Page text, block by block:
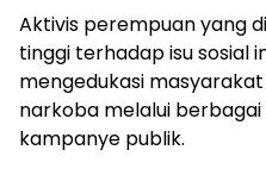
Aktivis perempuan yang
tinggi terhadap isu sosial
mengedukasi
narkoba melalui berbagai
kampanye publik.